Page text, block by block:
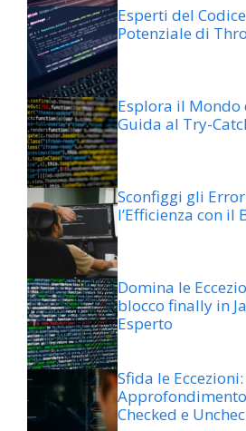
Esperti del
Potenziale di
Esplora il Mondo
Guida al Try-
Sconfiggi gli
l’Efficienza con il
Domina le
blocco finally in
Esperto
Sfida le Eccezioni:
Checked e